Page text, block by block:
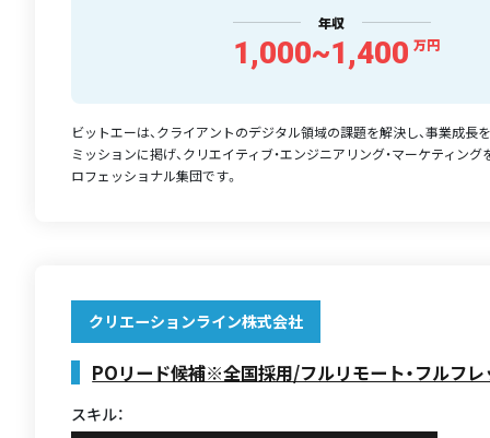
年収
1,000~1,400 万円
ビットエーは、クライアントのデジタル領域の課題を解決し、事業成長
ミッションに掲げ、クリエイティブ・エンジニアリング・マーケティン
ロフェッショナル集団です。
クリエーションライン株式会社
POリード候補※全国採用/フルリモート・フルフ
スキル：